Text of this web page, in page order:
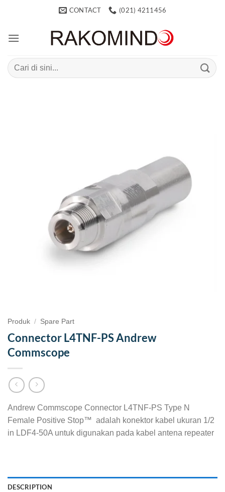
CONTACT (021) 4211456
Search
for:
Produk / Spare Part
Connector L4TNF-PS Andrew
Commscope
Andrew Commscope Connector L4TNF-PS Type N
Female Positive Stop™ adalah konektor kabel ukuran 1/2
in LDF4-50A untuk digunakan pada kabel antena repeater
DESCRIPTION